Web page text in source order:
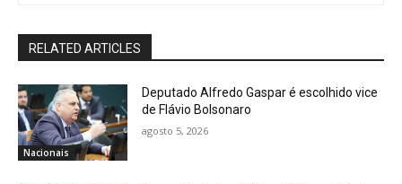
RELATED ARTICLES
Nacionais
Deputado Alfredo Gaspar é escolhido vice
de Flávio Bolsonaro
agosto 5, 2026